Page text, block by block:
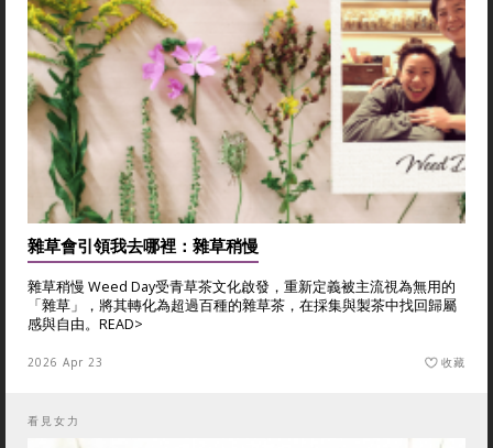
雜草會引領我去哪裡：雜草稍慢
雜草稍慢 Weed Day受青草茶文化啟發，重新定義被主流視為無用的
「雜草」，將其轉化為超過百種的雜草茶，在採集與製茶中找回歸屬
感與自由。 READ>
2026 Apr 23 收藏
看見女力